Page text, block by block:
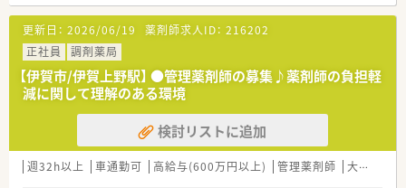
〈法人概要〉
■兵庫県に本社がある全国に280店舗以上ある調剤薬局チェー
ングループ様です。
創業より無借金経営を続けており、他業種も運営されている安
定基盤のあるグループ様です。
地域密着型の店舗ですので、個人在宅や施設在宅も行っている
店舗が多くございます。
■新店の店舗名は社員公募で決まったりするケースや新規開局
時には管理薬剤師様に、
更新日： 2026/06/19 薬剤師求人ID： 216202
正社員
調剤薬局
【伊賀市/伊賀上野駅】 ●管理薬剤師の募集♪薬剤師の負担軽
減に関して理解のある環境
検討リストに追加
週32h以上 車通勤可 高給与(600万円以上) 管理薬剤師 大手チェーン以外